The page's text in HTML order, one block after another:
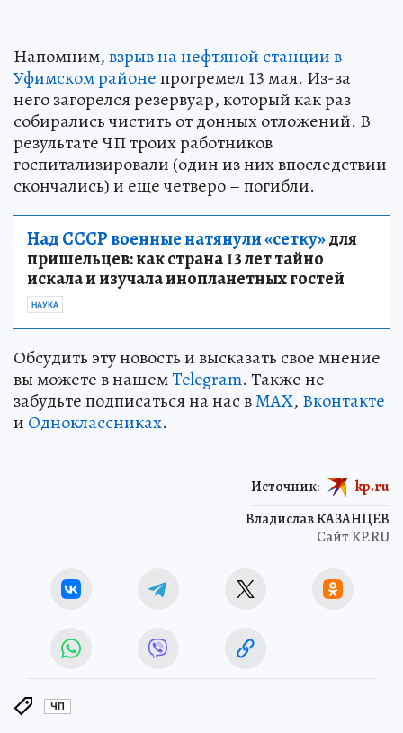
Напомним,взрыв на нефтяной станции в
Уфимском районепрогремел 13 мая. Из-за
него загорелся резервуар, который как раз
собирались чистить от донных отложений. В
результате ЧП троих работников
госпитализировали (один из них впоследствии
скончались) и еще четверо – погибли.
Над СССР военные натянули «сетку»для
пришельцев: как страна 13 лет тайно
искала и изучала инопланетных гостей
НАУКА
Обсудить эту новость и высказать свое мнение
вы можете в нашемTelegram. Также не
забудьте подписаться на нас вMAX, Вконтакте
и Одноклассниках.
Владислав КАЗАНЦЕВ
Сайт KP.RU
Источник: kp.ru
ЧП